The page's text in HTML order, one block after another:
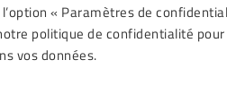
« Paramètres de
politique de confidentialité
vos données.
Intérieur